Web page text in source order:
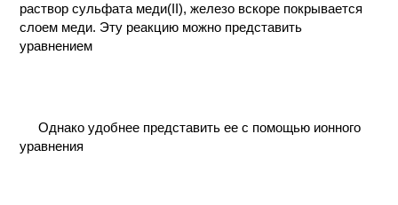
раствор сульфата меди(II), железо вскоре покрывается
слоем меди. Эту реакцию можно представить
уравнением
Однако удобнее представить ее с помощью ионного
уравнения